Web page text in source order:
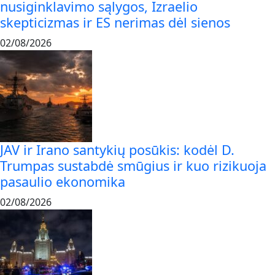
nusiginklavimo sąlygos, Izraelio
skepticizmas ir ES nerimas dėl sienos
02/08/2026
JAV ir Irano santykių posūkis: kodėl D.
Trumpas sustabdė smūgius ir kuo rizikuoja
pasaulio ekonomika
02/08/2026